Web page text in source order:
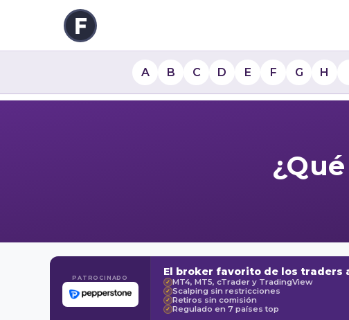
A B C D E F G H
PATROCINADO El broker favorito de los traders
✓ MT4, MT5, cTrader y TradingView
✓ Scalping sin restricciones
✓ Retiros sin comisión
✓ Regulado en 7 países top